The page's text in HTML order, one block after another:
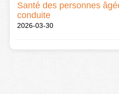
Santé des personnes
conduite
2026-03-30